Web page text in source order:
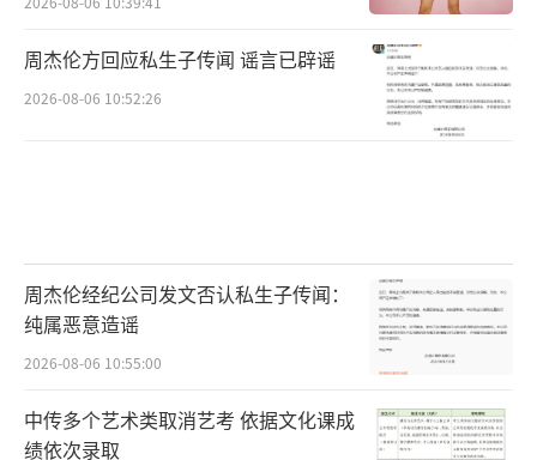
周杰伦方回应私生子传闻 谣言已辟谣
2026-08-06 10:52:26
周杰伦经纪公司发文否认私生子传闻：
纯属恶意造谣
2026-08-06 10:55:00
中传多个艺术类取消艺考 依据文化课成
绩依次录取